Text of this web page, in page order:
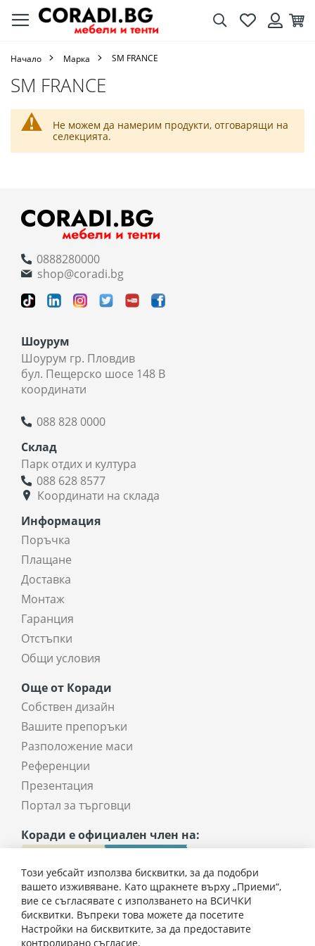
ТърсенеЛюбими
Начало Марка SM FRANCE
SM FRANCE
Не можем да намерим продукти, отговарящи на
селекцията.
0888280000
shop@coradi.bg
Шоурум
Шоурум гр. Пловдив
бул. Пещерско шосе 148 В
координати
088 828 0000
Склад
Парк отдих и култура
088 628 8577
Координати на склада
Информация
Поръчка
Плащане
Доставка
Монтаж
Гаранция
Отстъпки
Общи условия
Още от Коради
Собствен дизайн
Вашите препоръки
Разположение маси
Референции
Презентация
Портал за търговци
Коради е официален член на:
Този уебсайт използва бисквитки, за да подобри
вашето изживяване. Като щракнете върху „Приеми“,
вие се съгласявате с използването на ВСИЧКИ
бисквитки. Въпреки това можете да посетите
Настройки на бисквитките, за да предоставите
контролирано съгласие.